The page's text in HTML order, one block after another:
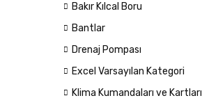
Bakır Kılcal Boru
Bantlar
Drenaj Pompası
Excel Varsayılan Kategori
Klima Kumandaları ve Kartları